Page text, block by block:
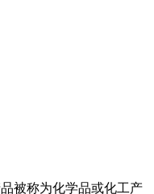
被称为化学品或化工产